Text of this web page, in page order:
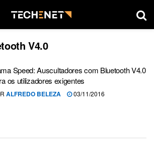
V4.0
Speed: Auscultadores com Bluetooth V4.0
os utilizadores exigentes
ALFREDO BELEZA 03/11/2016